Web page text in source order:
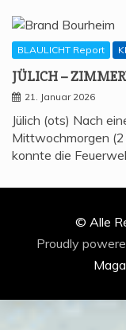
BLAULICHT Report
JÜLICH –
21. Januar 2026
Jülich (ots) Nach
Mittwochmorgen
konnte die
© Alle
Proudly